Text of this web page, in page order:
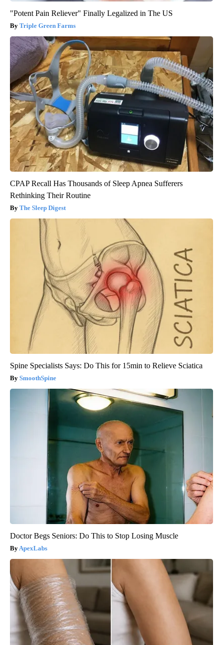
"Potent Pain Reliever" Finally Legalized in The US
Triple Green Farms
CPAP Recall Has Thousands of Sleep Apnea Sufferers
Rethinking Their Routine
The Sleep Digest
Spine Specialists Says: Do This for 15min to Relieve Sciatica
SmoothSpine
Doctor Begs Seniors: Do This to Stop Losing Muscle
ApexLabs